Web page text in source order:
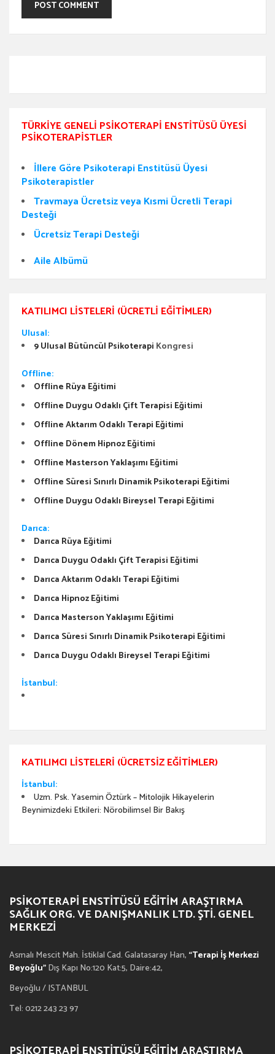
TÜRKIYE GENELI PSIKOTERAPI ENSTITÜSÜ ÜYESI
PSIKOTERAPISTLER
İllere Göre Psikoterapi Enstitüsü Üyesi
Psikoterapistler
Travmaya Ücretsiz veya Kısmi Ücretli Terapi
Desteği
Ücretsiz Terapi Desteği
Aile Albümü
KATILIMCI LISTELERI (ÜCRETLI EĞITIMLER)
Ulusal:
9 Ulusal Bütüncül Psikoterapi Kongresi
Offline:
Offline Rüya Eğitimi
Offline Duygu Odaklı Çift Terapisi Eğitimi
Offline Aktarım Odaklı Terapi Eğitimi
Offline Dönem Hipnoz Eğitimi
Offline Masterson Yaklaşımı Eğitimi
Offline Süresi Sınırlı Dinamik Psikoterapi Eğitimi
Offline Duygu Odaklı Bireysel Terapi Eğitimi
Darıca:
Darıca Rüya Eğitimi
Darıca Duygu Odaklı Çift Terapisi Eğitimi
Darıca Aktarım Odaklı Terapi Eğitimi
Darıca Hipnoz Eğitimi
Darıca Masterson Yaklaşımı Eğitimi
Darıca Süresi Sınırlı Dinamik Psikoterapi Eğitimi
Darıca Duygu Odaklı Bireysel Terapi Eğitimi
İstanbul:
KATILIMCI LISTELERI (ÜCRETSIZ EĞITIMLER)
İstanbul:
Uzm. Psk. Yasemin Öztürk – Mitolojik Hikayelerin
Beynimizdeki Etkileri: Nörobilimsel Bir Bakış
PSIKOTERAPI ENSTITÜSÜ EĞITIM ARAŞTIRMA
SAĞLIK ORG. VE DANIŞMANLIK LTD. ŞTI. GENEL
MERKEZI
Asmalı Mescit Mah. İstiklal Cad. Galatasaray Han, “Terapi İş Merkezi
Beyoğlu”Dış Kapı No:120 Kat:5, Daire:42,
Beyoğlu / ISTANBUL
Tel: 0212 243 23 97